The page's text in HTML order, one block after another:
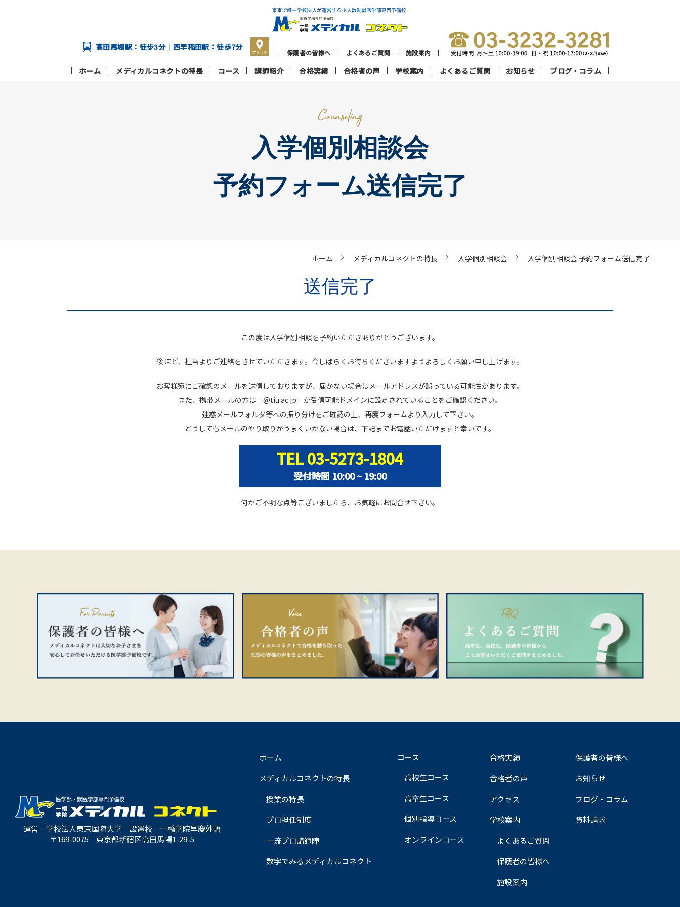
高田馬場駅：徒歩3分｜西早稲田駅：徒歩7分
保護者の皆様へ よくあるご質問 施設案内
ホーム メディカルコネクトの特長
授業の特長 プロ担任制度 一流プロ講師陣
コース
高校生コース 高卒生コース 個別指導コース
講師紹介 合格実績 合格者の声 学校案内
よくあるご質問 保護者の皆様へ 施設案内
よくあるご質問 お知らせ ブログ・コラム
入学個別相談会
予約フォーム送信完了
ホーム メディカルコネクトの特長 入学個別相談会 入学個別相談会 予約フォーム送信完了
送信完了
この度は入学個別相談を予約いただきありがとうございます。
後ほど、担当よりご連絡をさせていただきます。今しばらくお待ちくださいますようよろしくお願い申し上げます。
お客様宛にご確認のメールを送信しておりますが、届かない場合はメールアドレスが誤っている可能性があります。
また、携帯メールの方は「@tiu.ac.jp」が受信可能ドメインに設定されていることをご確認ください。
迷惑メールフォルダ等への振り分けをご確認の上、再度フォームより入力して下さい。
どうしてもメールのやり取りがうまくいかない場合は、下記までお電話いただけますと幸いです。
TEL 03-5273-1804
受付時間 10:00 ~ 19:00
何かご不明な点等ございましたら、お気軽にお問合せ下さい。
運営┆学校法人東京国際大学 設置校┆一橋学院早慶外語
〒169-0075 東京都新宿区高田馬場1-29-5
ホーム
メディカルコネクトの特長
授業の特長
プロ担任制度
一流プロ講師陣
数字でみるメディカルコネクト
コース
高校生コース
高卒生コース
個別指導コース
オンラインコース
合格実績
合格者の声
アクセス
学校案内
よくあるご質問
保護者の皆様へ
施設案内
保護者の皆様へ
お知らせ
ブログ・コラム
資料請求